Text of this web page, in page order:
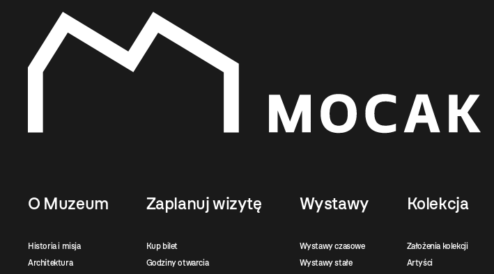
O Muzeum
Historia i misja
Architektura
Zaplanuj wizytę
Kup bilet
Godziny otwarcia
Wystawy
Wystawy czasowe
Wystawy stałe
Kolekcja
Założenia kolekcji
Artyści